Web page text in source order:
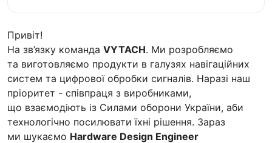
Привіт!
На зв’язку команда VYTACH. Ми розробляємо
та виготовляємо продукти в галузях навігаційних
систем та цифрової обробки сигналів. Наразі наш
пріоритет - співпраця з виробниками,
що взаємодіють із Силами оборони України, аби
технологічно посилювати їхні рішення. Зараз
ми шукаємо Hardware Design Engineer